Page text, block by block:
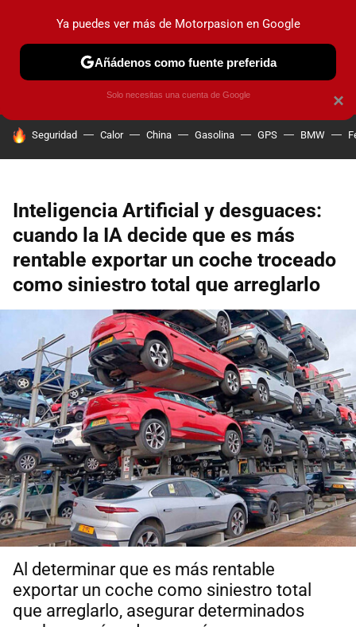
PRUEBAS COCHES ELÉCTRICOS OBSERVATORIO
HOY SE HABLA DE
Seguridad Calor China Gasolina GPS BMW
Inteligencia Artificial y desguaces:
cuando la IA decide que es más
rentable exportar un coche troceado
como siniestro total que arreglarlo
Al determinar que es más rentable
exportar un coche como siniestro total
que arreglarlo, asegurar determinados
×
Ya puedes ver más de Motorpasion en Google
Añádenos como fuente preferida
Solo necesitas una cuenta de Google